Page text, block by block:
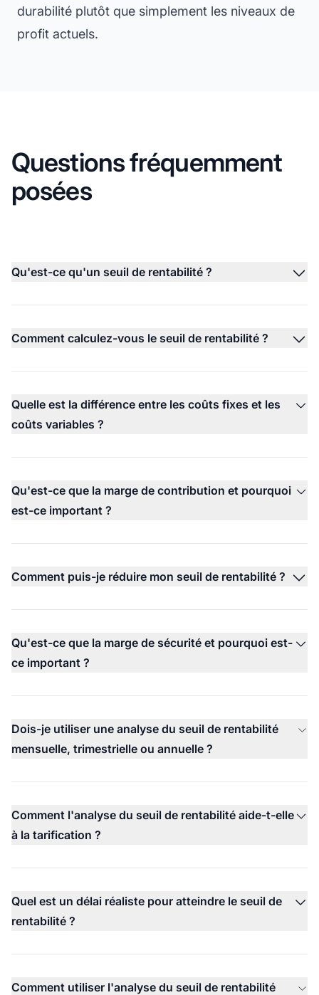
durabilité plutôt que simplement les niveaux de
profit actuels.
Questions fréquemment
posées
Qu'est-ce qu'un seuil de rentabilité ?
Comment calculez-vous le seuil de rentabilité ?
Quelle est la différence entre les coûts fixes et les
coûts variables ?
Qu'est-ce que la marge de contribution et pourquoi
est-ce important ?
Comment puis-je réduire mon seuil de rentabilité ?
Qu'est-ce que la marge de sécurité et pourquoi est-
ce important ?
Dois-je utiliser une analyse du seuil de rentabilité
mensuelle, trimestrielle ou annuelle ?
Comment l'analyse du seuil de rentabilité aide-t-elle
à la tarification ?
Quel est un délai réaliste pour atteindre le seuil de
rentabilité ?
Comment utiliser l'analyse du seuil de rentabilité